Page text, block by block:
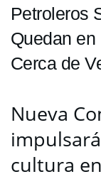
Petroleros
Quedan
Cerca de
Nueva
cultura